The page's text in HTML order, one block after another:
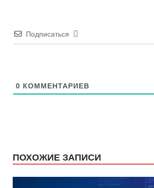
Подписаться
0 КОММЕНТАРИЕВ
ПОХОЖИЕ ЗАПИСИ